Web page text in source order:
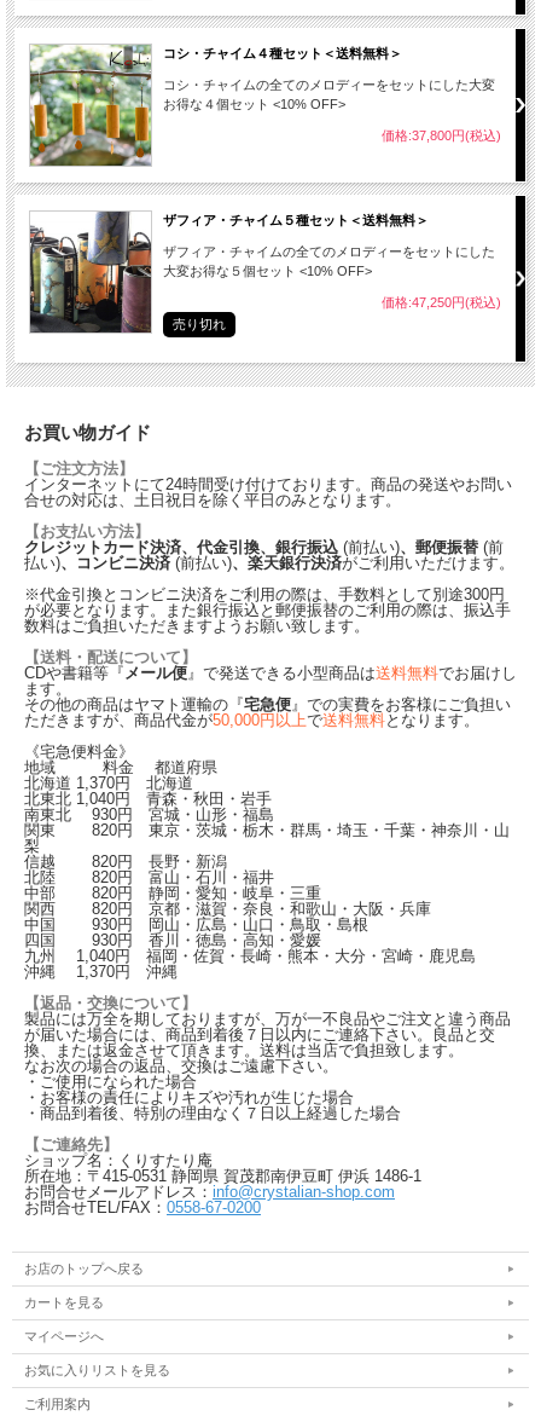
コシ・チャイム４種セット＜送料無料＞
コシ・チャイムの全てのメロディーをセットにした大変
お得な４個セット <10% OFF>
価格:37,800円(税込)
ザフィア・チャイム５種セット＜送料無料＞
ザフィア・チャイムの全てのメロディーをセットにした
大変お得な５個セット <10% OFF>
価格:47,250円(税込)
売り切れ
お買い物ガイド
【ご注文方法】
インターネットにて24時間受け付けております。商品の発送やお問い
合せの対応は、土日祝日を除く平日のみとなります。
【お支払い方法】
クレジットカード決済、代金引換、銀行振込 (前払い)、郵便振替 (前
払い)、コンビニ決済 (前払い)、楽天銀行決済がご利用いただけます。
※代金引換とコンビニ決済をご利用の際は、手数料として別途300円
が必要となります。また銀行振込と郵便振替のご利用の際は、振込手
数料はご負担いただきますようお願い致します。
【送料・配送について】
CDや書籍等『 メール便 』で発送できる小型商品は送料無料でお届けし
ます。
その他の商品はヤマト運輸の『宅急便 』での実費をお客様にご負担い
ただきますが、商品代金が50,000円以上で送料無料となります。
《宅急便料金》
地域 料金 都道府県
北海道 1,370円 北海道
北東北 1,040円 青森・秋田・岩手
南東北 930円 宮城・山形・福島
関東 820円 東京・茨城・栃木・群馬・埼玉・千葉・神奈川・山
梨
信越 820円 長野・新潟
北陸 820円 富山・石川・福井
中部 820円 静岡・愛知・岐阜・三重
関西 820円 京都・滋賀・奈良・和歌山・大阪・兵庫
中国 930円 岡山・広島・山口・鳥取・島根
四国 930円 香川・徳島・高知・愛媛
九州 1,040円 福岡・佐賀・長崎・熊本・大分・宮崎・鹿児島
沖縄 1,370円 沖縄
【返品・交換について】
製品には万全を期しておりますが、万が一不良品やご注文と違う商品
が届いた場合には、商品到着後７日以内にご連絡下さい。良品と交
換、または返金させて頂きます。送料は当店で負担致します。
なお次の場合の返品、交換はご遠慮下さい。
・ご使用になられた場合
・お客様の責任によりキズや汚れが生じた場合
・商品到着後、特別の理由なく７日以上経過した場合
【ご連絡先】
ショップ名：くりすたり庵
所在地：〒415-0531 静岡県 賀茂郡南伊豆町 伊浜 1486-1
お問合せメールアドレス： info@crystalian-shop.com
お問合せTEL/FAX： 0558-67-0200
お店のトップへ戻る
カートを見る
マイページへ
お気に入りリストを見る
ご利用案内